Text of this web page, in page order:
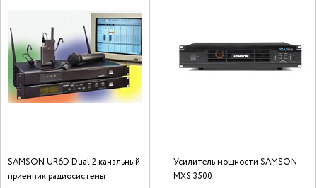
SAMSON UR6D Dual 2 канальный
приемник радиосистемы
Усилитель мощности SAMSON
MXS 3500